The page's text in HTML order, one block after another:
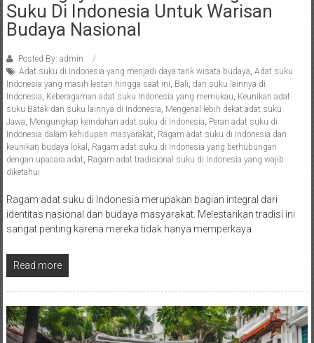
Suku Di Indonesia Untuk Warisan
Budaya Nasional
Posted By: admin
Adat suku di Indonesia yang menjadi daya tarik wisata budaya Adat suku
Indonesia yang masih lestari hingga saat ini Bali dan suku lainnya di
Indonesia Keberagaman adat suku Indonesia yang memukau Keunikan adat
suku Batak dan suku lainnya di Indonesia Mengenal lebih dekat adat suku
Jawa Mengungkap keindahan adat suku di Indonesia Peran adat suku di
Indonesia dalam kehidupan masyarakat Ragam adat suku di Indonesia dan
keunikan budaya lokal
Ragam adat suku di Indonesia yang berhubungan
dengan upacara adat Ragam adat tradisional suku di Indonesia yang wajib
diketahui
Ragam adat suku di Indonesia merupakan bagian integral dari
identitas nasional dan budaya masyarakat. Melestarikan tradisi ini
sangat penting karena mereka tidak hanya memperkaya
Read more